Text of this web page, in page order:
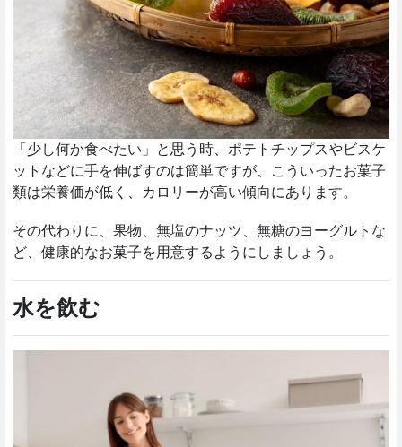
「少し何か食べたい」と思う時、ポテトチップスやビスケ
ットなどに手を伸ばすのは簡単ですが、こういったお菓子
類は栄養価が低く、カロリーが高い傾向にあります。
その代わりに、果物、無塩のナッツ、無糖のヨーグルトな
ど、健康的なお菓子を用意するようにしましょう。
水を飲む